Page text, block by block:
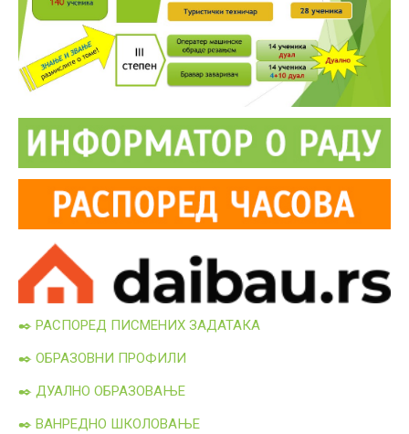
✒️ РАСПОРЕД ПИСМЕНИХ ЗАДАТАКА
✒️ ОБРАЗОВНИ ПРОФИЛИ
✒️ ДУАЛНО ОБРАЗОВАЊЕ
✒️ ВАНРЕДНО ШКОЛОВАЊЕ